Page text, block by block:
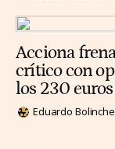
Acciona
crítico con
los 230 euros
Eduardo